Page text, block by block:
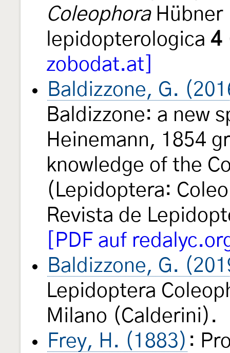
ColeophoraHübner
lepidopterologica 4
zobodat.at]
Baldizzone, G.
Baldizzone: a new
Heinemann, 1854
knowledge of the
(Lepidoptera:
Revista de
[PDF auf
Baldizzone, G.
Lepidoptera
Milano (Calderini).
Frey, H. (1883) :